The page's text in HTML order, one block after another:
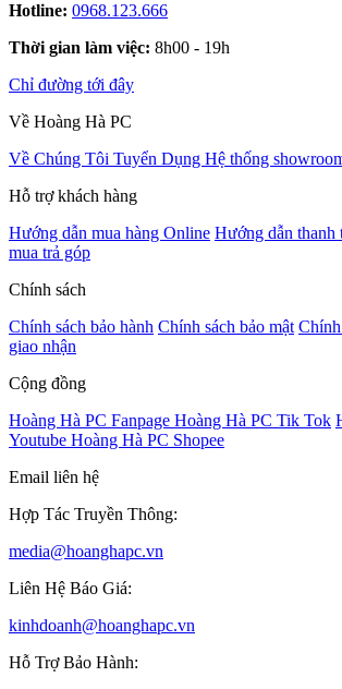
Hotline: 0968.123.666
Thời gian làm việc: 8h00 - 19h
Chỉ đường tới đây
Về Hoàng Hà PC
Về Chúng Tôi Tuyển Dụng Hệ thống
Hỗ trợ khách hàng
Hướng dẫn mua hàng Online Hướng dẫn thanh
mua trả góp
Chính sách
Chính sách bảo hành Chính sách bảo mật
giao nhận
Cộng đồng
Hoàng Hà PC Fanpage Hoàng Hà PC Tik Tok
Youtube Hoàng Hà PC Shopee
Email liên hệ
Hợp Tác Truyền Thông:
media@hoanghapc.vn
Liên Hệ Báo Giá:
kinhdoanh@hoanghapc.vn
Hỗ Trợ Bảo Hành: